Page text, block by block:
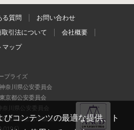
る質問 お問い合わせ
取引法について 会社概要
マップ
プライズ
奈川県公安委員会
京都公安委員会
川県公安委員会
流通自主管理協会)の正会
コンテンツの最適な提供、ト